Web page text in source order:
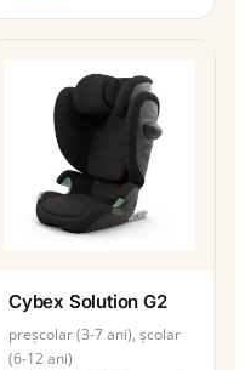
Cybex Solution G2
preșcolar (3-7 ani), școlar
(6-12 ani)